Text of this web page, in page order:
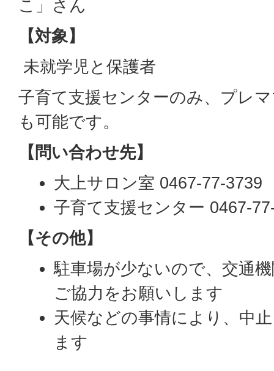
こ」さん
【対象】
未就学児と保護者
子育て支援センターのみ、プレ
も可能です。
【問い合わせ先】
大上サロン室 0467-77-3739
子育て支援センター 0467-
【その他】
駐車場が少ないので、交通
ご協力をお願いします
天候などの事情により、中
ます